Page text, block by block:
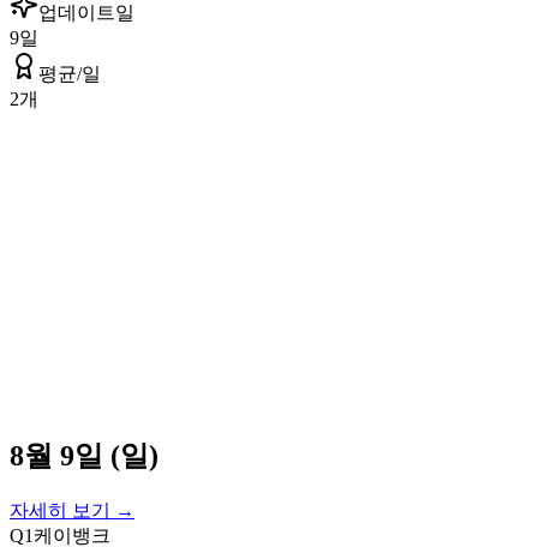
업데이트일
9일
평균/일
2개
8월 9일 (일)
자세히 보기 →
Q1 케이뱅크